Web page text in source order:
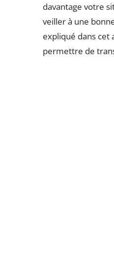
davantage votre
veiller à une
expliqué dans cet
permettre de